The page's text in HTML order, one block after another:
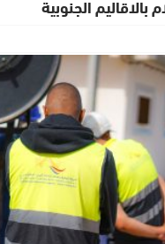
بالاقاليم الجنوبية